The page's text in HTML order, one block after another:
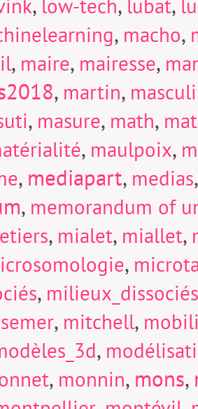
low-tech lubat
, macho,
, maire, mairesse,
, martin,
, masure, math,
, maulpoix,
, mediapart, medias
, memorandum of
, mialet, miallet,
,
, milieux_dissociés
, mitchell,
,
, monnin, mons,